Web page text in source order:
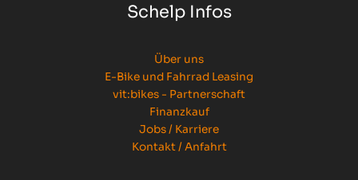
Schelp Infos
Über uns
E-Bike und Fahrrad Leasing
vit:bikes - Partnerschaft
Finanzkauf
Jobs / Karriere
Kontakt / Anfahrt